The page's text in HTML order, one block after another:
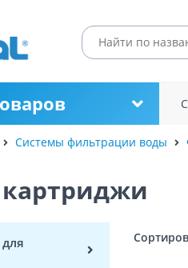
Системы фильтрации воды